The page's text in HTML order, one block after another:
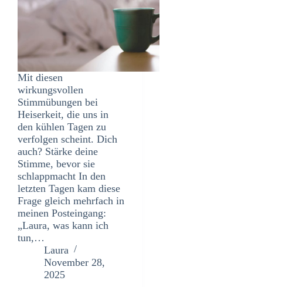
Mit diesen
wirkungsvollen
Stimmübungen bei
Heiserkeit, die uns in
den kühlen Tagen zu
verfolgen scheint. Dich
auch? Stärke deine
Stimme, bevor sie
schlappmacht In den
letzten Tagen kam diese
Frage gleich mehrfach in
meinen Posteingang:
„Laura, was kann ich
tun,…
Laura
November 28,
2025